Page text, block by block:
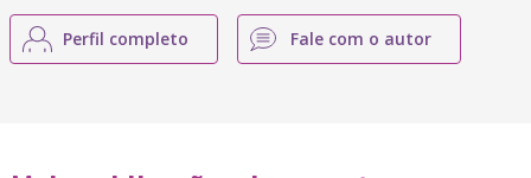
Perfil completo Fale com o autor